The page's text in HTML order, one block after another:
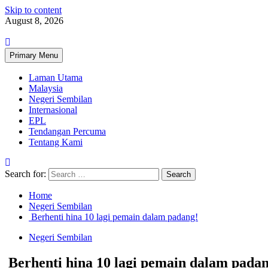
Skip to content
August 8, 2026
Primary Menu
Laman Utama
Malaysia
Negeri Sembilan
Internasional
EPL
Tendangan Percuma
Tentang Kami
Search for:
Home
Negeri Sembilan
Berhenti hina 10 lagi pemain dalam padang!
Negeri Sembilan
Berhenti hina 10 lagi pemain dalam